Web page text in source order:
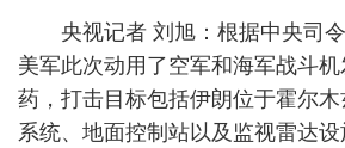
央视记者 刘旭：根据中央司
美军此次动用了空军和海军战斗
药，打击目标包括伊朗位于霍尔
系统、地面控制站以及监视雷达